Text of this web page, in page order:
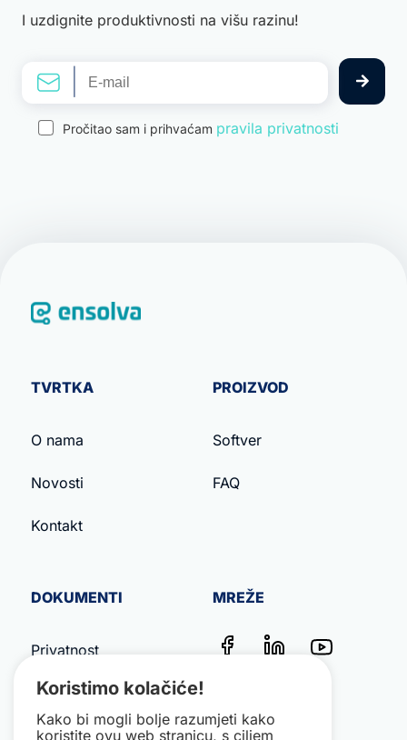
I uzdignite produktivnosti na višu razinu!
Pročitao sam i prihvaćam pravila privatnosti
TVRTKA
O nama
Novosti
Kontakt
PROIZVOD
Softver
FAQ
DOKUMENTI
Privatnost
Uvjeti poslovanja
Impresum
MREŽE
Koristimo kolačiće!
Kako bi mogli bolje razumjeti kako
koristite ovu web stranicu, s ciljem